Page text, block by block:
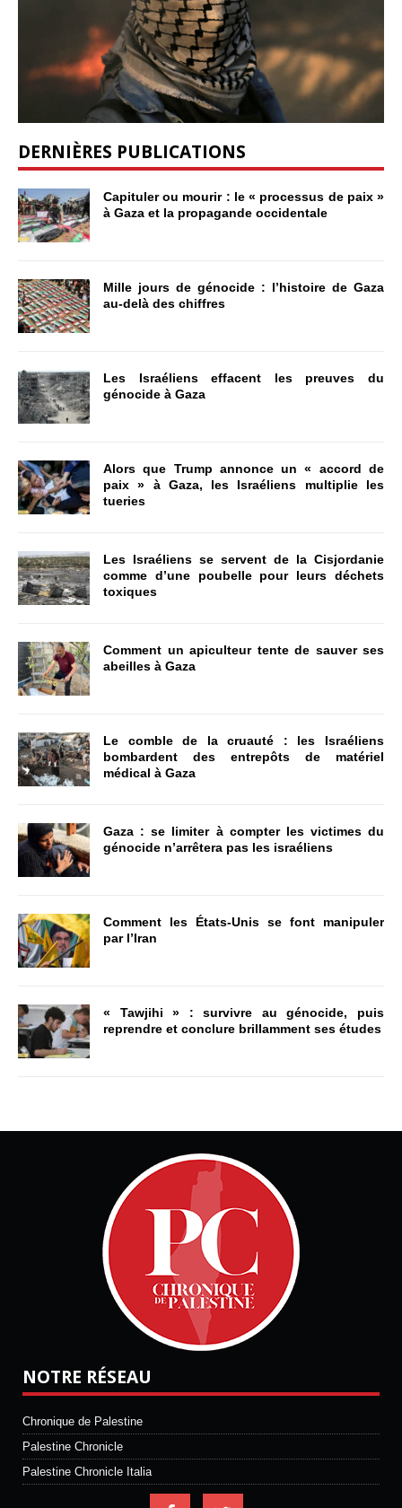
DERNIÈRES PUBLICATIONS
Capituler ou mourir : le « processus de paix »
à Gaza et la propagande occidentale
Mille jours de génocide : l’histoire de Gaza
au-delà des chiffres
Les Israéliens effacent les preuves du
génocide à Gaza
Alors que Trump annonce un « accord de
paix » à Gaza, les Israéliens multiplie les
tueries
Les Israéliens se servent de la Cisjordanie
comme d’une poubelle pour leurs déchets
toxiques
Comment un apiculteur tente de sauver ses
abeilles à Gaza
Le comble de la cruauté : les Israéliens
bombardent des entrepôts de matériel
médical à Gaza
Gaza : se limiter à compter les victimes du
génocide n’arrêtera pas les israéliens
Comment les États-Unis se font manipuler
par l’Iran
« Tawjihi » : survivre au génocide, puis
reprendre et conclure brillamment ses études
NOTRE RÉSEAU
Chronique de Palestine
Palestine Chronicle
Palestine Chronicle Italia